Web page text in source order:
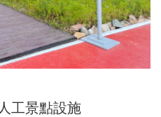
工景點設施